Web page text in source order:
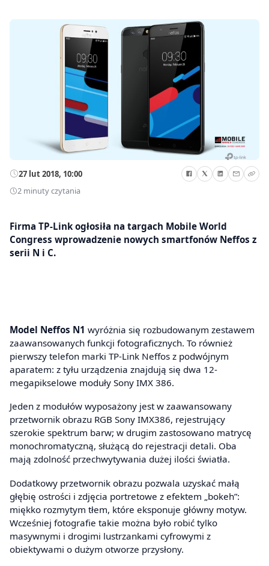
27 lut 2018, 10:00
2 minuty czytania
Firma TP-Link ogłosiła na targach Mobile World
Congress wprowadzenie nowych smartfonów Neffos z
serii N i C.
Model Neffos N1 wyróżnia się rozbudowanym zestawem
zaawansowanych funkcji fotograficznych. To również
pierwszy telefon marki TP-Link Neffos z podwójnym
aparatem: z tyłu urządzenia znajdują się dwa 12-
megapikselowe moduły Sony IMX 386.
Jeden z modułów wyposażony jest w zaawansowany
przetwornik obrazu RGB Sony IMX386, rejestrujący
szerokie spektrum barw; w drugim zastosowano matrycę
monochromatyczną, służącą do rejestracji detali. Oba
mają zdolność przechwytywania dużej ilości światła.
Dodatkowy przetwornik obrazu pozwala uzyskać małą
głębię ostrości i zdjęcia portretowe z efektem „bokeh”:
miękko rozmytym tłem, które eksponuje główny motyw.
Wcześniej fotografie takie można było robić tylko
masywnymi i drogimi lustrzankami cyfrowymi z
obiektywami o dużym otworze przysłony.